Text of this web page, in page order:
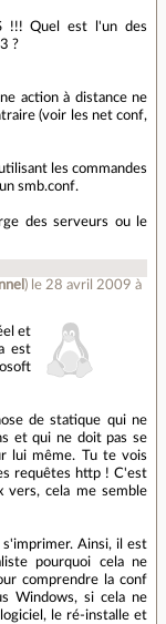
!!! Quel est l'un des
?
action à distance ne
(voir les net conf,
les commandes
smb.conf.
des serveurs ou le
) le 28 avril 2009 à
et
est
de statique qui ne
et qui ne doit pas se
lui même. Tu te vois
requêtes http ! C'est
vers, cela me semble
Ainsi, il est
pourquoi cela ne
comprendre la conf
Windows, si cela ne
le ré-installe et